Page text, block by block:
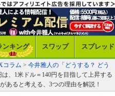
ンキング スワップ スプレッド
コラム > 今井雅人の「どうする？ どう
は、1米ドル＝140円を目指して上昇する
あると考える、3つの理由を解説！